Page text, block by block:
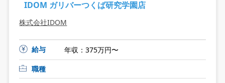
IDOM ガリバーつくば研究学園店
株式会社IDOM
給与
年収：375万円〜
職種